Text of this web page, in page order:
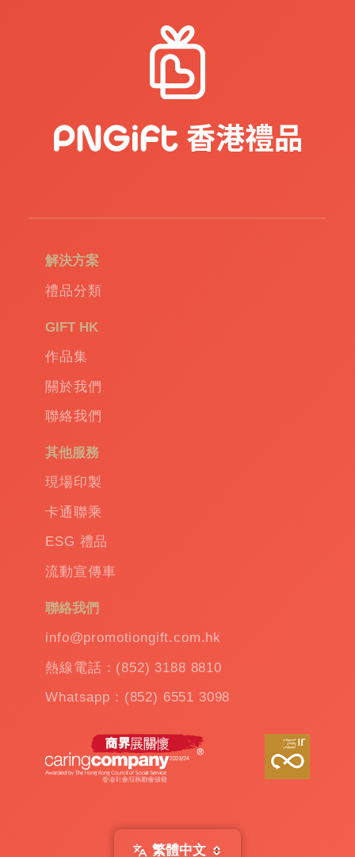
類生產原材料，包括采之綿布、無紡布、網紗
以及尼龍布等，均嚴格符合安全標準，為客人
提供了安全可靠的使用體驗。
在定制環保袋方面， 我們展示出極高的效率
和創造力。我們承諾，在收到客人的需求後，
除了優質的原材料和快速的報價響應外，更備
有專業的物流團隊。他們具有豐富的物流經
達客人手中。在運輸過程中，物流團隊始終保
損。此外，他們還根據客人需求提供個性化的
配送方案，讓每一份禮物都能傳遞出最完美的
我們不僅注重產品質量與服務，更承諾將環保
理念深植於每一個產品和服務中。我們將持續
環保禮品選擇，共同為地球環境的改善與可持
續發展做出貢獻。
承載著我們對香港生態環境的責任與擔當。它
不僅僅是一個簡單的包裝容器，更是我們對環
保理念的實踐和推廣。
隨著人們對環境保護意識的提高，環保袋已經
超市購物，還是在街頭巷尾的小攤，環保袋的
出現越來越受到人們的歡迎。它的普及不僅減
少了塑膠袋的使用，還促進了循環經濟的發
解決方案
禮品分類
GIFT HK
作品集
關於我們
聯絡我們
其他服務
現場印製
卡通聯乘
ESG 禮品
流動宣傳車
聯絡我們
info@promotiongift.com.hk
熱線電話：(852) 3188 8810
Whatsapp：(852) 6551 3098
繁體中文